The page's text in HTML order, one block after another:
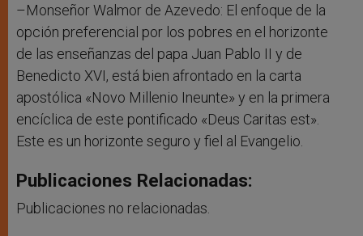
–Monseñor Walmor de Azevedo: El enfoque de la
opción preferencial por los pobres en el horizonte
de las enseñanzas del papa Juan Pablo II y de
Benedicto XVI, está bien afrontado en la carta
apostólica «Novo Millenio Ineunte» y en la primera
encíclica de este pontificado «Deus Caritas est».
Este es un horizonte seguro y fiel al Evangelio.
Publicaciones Relacionadas:
Publicaciones no relacionadas.